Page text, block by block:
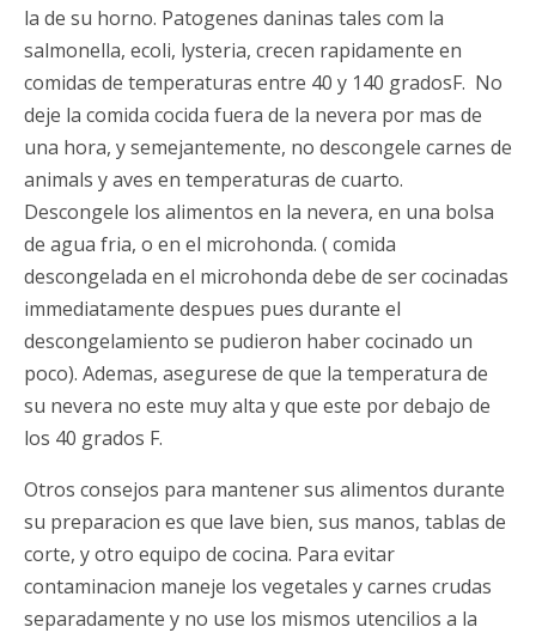
la de su horno. Patogenes daninas tales com la
salmonella, ecoli, lysteria, crecen rapidamente en
comidas de temperaturas entre 40 y 140 gradosF. No
deje la comida cocida fuera de la nevera por mas de
una hora, y semejantemente, no descongele carnes de
animals y aves en temperaturas de cuarto.
Descongele los alimentos en la nevera, en una bolsa
de agua fria, o en el microhonda. ( comida
descongelada en el microhonda debe de ser cocinadas
immediatamente despues pues durante el
descongelamiento se pudieron haber cocinado un
poco). Ademas, asegurese de que la temperatura de
su nevera no este muy alta y que este por debajo de
los 40 grados F.
Otros consejos para mantener sus alimentos durante
su preparacion es que lave bien, sus manos, tablas de
corte, y otro equipo de cocina. Para evitar
contaminacion maneje los vegetales y carnes crudas
separadamente y no use los mismos utencilios a la